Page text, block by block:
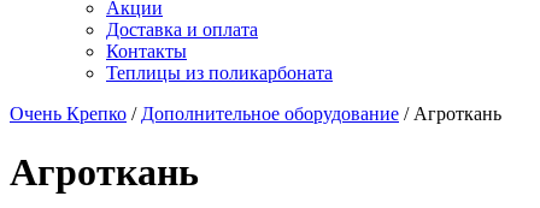
Акции
Доставка и оплата
Контакты
Теплицы из поликарбоната
Очень Крепко / Дополнительное оборудование / Агроткань
Агроткань